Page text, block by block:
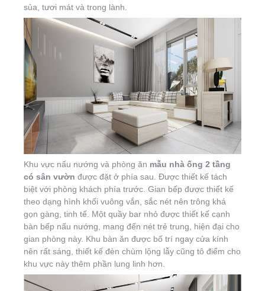
sủa, tươi mát và trong lành.
Khu vực nấu nướng và phòng ăn mẫu nhà ống 2 tầng
có sân vườn được đặt ở phía sau. Được thiết kế tách
biệt với phòng khách phía trước. Gian bếp được thiết kế
theo dạng hình khối vuông vắn, sắc nét nên trông khá
gọn gàng, tinh tế. Một quầy bar nhỏ được thiết kế cạnh
bàn bếp nấu nướng, mang đến nét trẻ trung, hiện đại cho
gian phòng này. Khu bàn ăn được bố trí ngay cửa kính
nên rất sáng, thiết kế đèn chùm lộng lẫy cũng tô điểm cho
khu vực này thêm phần lung linh hơn.